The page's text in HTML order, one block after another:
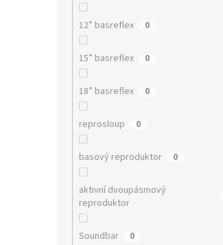
12” basreflex 0
15” basreflex 0
18” basreflex 0
reprosloup 0
basový reproduktor 0
aktivní dvoupásmový
reproduktor
Soundbar 0